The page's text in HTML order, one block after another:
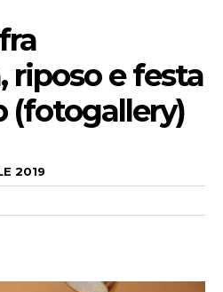
riposo e festa
(fotogallery)
2019